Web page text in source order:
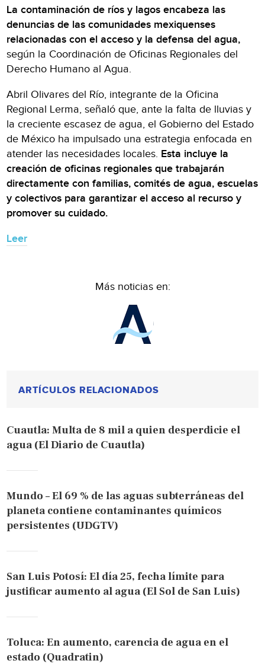
La contaminación de ríos y lagos encabeza las
denuncias de las comunidades mexiquenses
relacionadas con el acceso y la defensa del agua,
según la Coordinación de Oficinas Regionales del
Derecho Humano al Agua.
Abril Olivares del Río, integrante de la Oficina
Regional Lerma, señaló que, ante la falta de lluvias y
la creciente escasez de agua, el Gobierno del Estado
de México ha impulsado una estrategia enfocada en
atender las necesidades locales. Esta incluye la
creación de oficinas regionales que trabajarán
directamente con familias, comités de agua, escuelas
y colectivos para garantizar el acceso al recurso y
promover su cuidado.
Leer
Más noticias en:
ARTÍCULOS RELACIONADOS
Cuautla: Multa de 8 mil a quien desperdicie el
agua (El Diario de Cuautla)
Mundo – El 69 % de las aguas subterráneas del
planeta contiene contaminantes químicos
persistentes (UDGTV)
San Luis Potosí: El día 25, fecha límite para
justificar aumento al agua (El Sol de San Luis)
Toluca: En aumento, carencia de agua en el
estado (Quadratin)